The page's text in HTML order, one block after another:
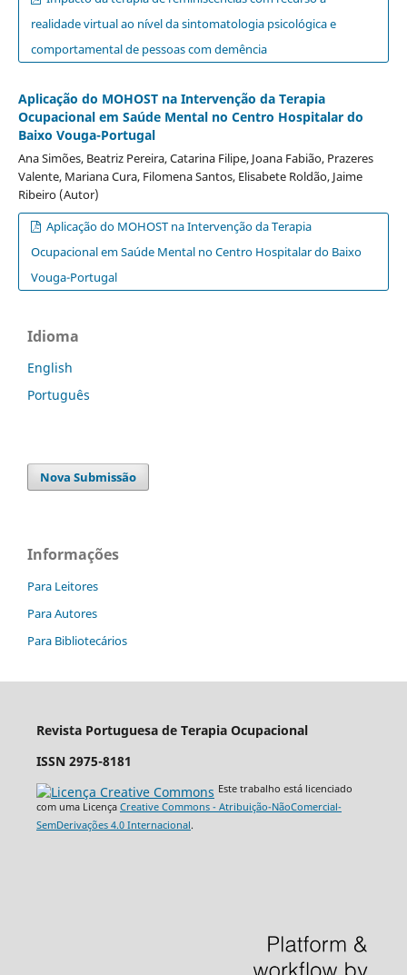
realidade virtual ao nível da sintomatologia psicológica e
comportamental de pessoas com demência
Aplicação do MOHOST na Intervenção da Terapia
Ocupacional em Saúde Mental no Centro Hospitalar do
Baixo Vouga-Portugal
Ana Simões, Beatriz Pereira, Catarina Filipe, Joana Fabião, Prazeres
Valente, Mariana Cura, Filomena Santos, Elisabete Roldão, Jaime
Ribeiro (Autor)
Aplicação do MOHOST na Intervenção da Terapia
Ocupacional em Saúde Mental no Centro Hospitalar do Baixo
Vouga-Portugal
Idioma
English
Português
Nova Submissão
Informações
Para Leitores
Para Autores
Para Bibliotecários
Revista Portuguesa de Terapia Ocupacional
ISSN 2975-8181
Este trabalho está licenciado
com uma Licença Creative Commons - Atribuição-NãoComercial-
SemDerivações 4.0 Internacional.